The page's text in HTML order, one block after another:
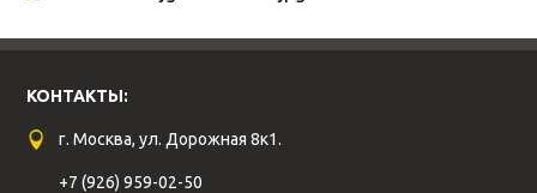
КОНТАКТЫ:
г. Москва, ул. Дорожная 8к1.
+7 (926) 959-02-50